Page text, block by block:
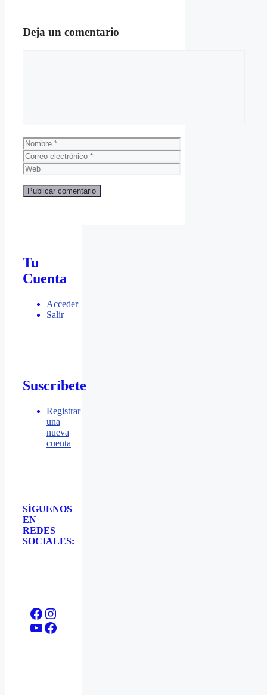
Deja un comentario
Nombre
Correo
electrónico
Web
Tu
Cuenta
Acceder
Salir
Suscríbete
Registrar
una
nueva
cuenta
SÍGUENOS
EN
REDES
SOCIALES:
Facebook
Instagram
YouTube
Facebook